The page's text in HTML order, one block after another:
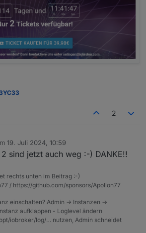
2
19. Juli 2024, 10:59
von
sind jetzt auch weg :-) DANKE!!
rechts unten im Beitrag :-)
/ https://github.com/sponsors/Apollon77
einschalten? Admin -> Instanzen ->
aufklappen - Loglevel ändern
iobroker/log/… nutzen, Admin schneidet